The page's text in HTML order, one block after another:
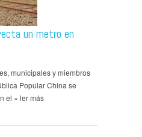
un metro en
municipales y miembros
Popular China se
el » ler más